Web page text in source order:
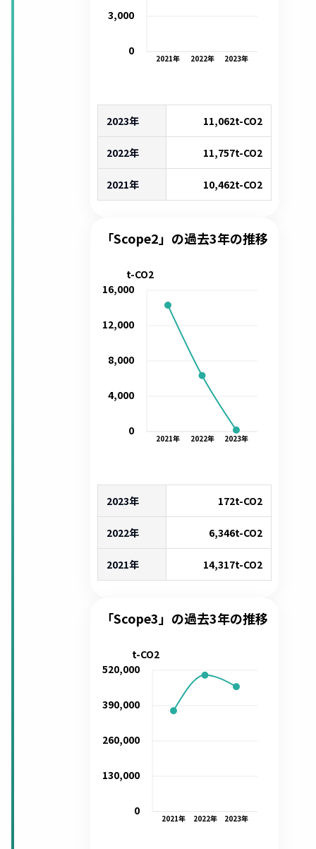
2021年 2022年 2023年
0
3,000
2023年 11,062t-CO2
2022年 11,757t-CO2
2021年 10,462t-CO2
「Scope2」の過去3年の推移
2021年 2022年 2023年
0
4,000
8,000
12,000
16,000
t-CO2
2023年 172t-CO2
2022年 6,346t-CO2
2021年 14,317t-CO2
「Scope3」の過去3年の推移
2021年 2022年 2023年
0
130,000
260,000
390,000
520,000
t-CO2